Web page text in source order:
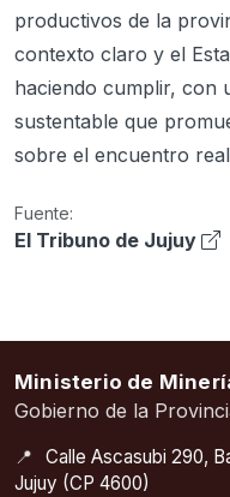
productivos de la
contexto claro y el
haciendo cumplir, con
sustentable que
sobre el encuentro
Fuente:
El Tribuno de Jujuy
Ministerio de
Gobierno de la
📍
Calle Ascasubi 290,
Jujuy (CP 4600)